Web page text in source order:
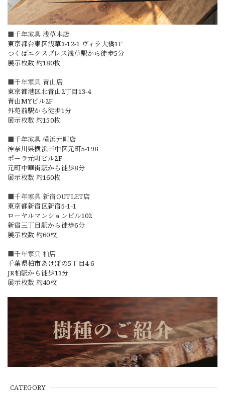
■千年家具 浅草本店
東京都台東区浅草3-12-1 ヴィラ大橋1F
つくばエクスプレス浅草駅から徒歩5分
展示枚数 約180枚
■千年家具 青山店
東京都港区北青山2丁目13-4
青山MYビル2F
外苑前駅から徒歩1分
展示枚数 約150枚
■千年家具 横浜元町店
神奈川県横浜市中区元町5-198
ポーラ元町ビル2F
元町中華街駅から徒歩8分
展示枚数 約160枚
■千年家具 新宿OUTLET店
東京都新宿区新宿5-1-1
ローヤルマンションビル102
新宿三丁目駅から徒歩6分
展示枚数 約60枚
■千年家具 柏店
千葉県柏市あけぼの5丁目4-6
JR柏駅から徒歩13分
展示枚数 約40枚
CATEGORY